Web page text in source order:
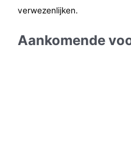
verwezenlijken.
Aankomende